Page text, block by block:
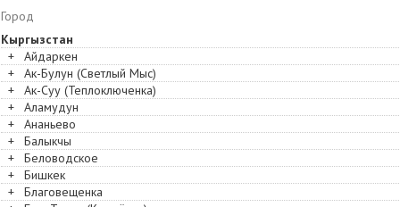
Город
Кыргызстан
+
Айдаркен
+
Ак-Булун (Светлый Мыс)
+
Ак-Суу (Теплоключенка)
+
Аламудун
+
Ананьево
+
Балыкчы
+
Беловодское
+
Бишкек
+
Благовещенка